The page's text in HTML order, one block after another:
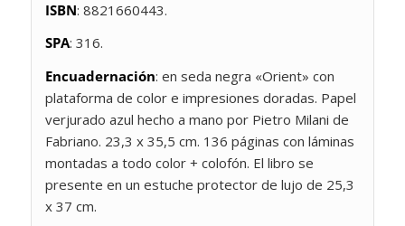
ISBN: 8821660443.
SPA: 316.
Encuadernación: en seda negra «Orient» con
plataforma de color e impresiones doradas. Papel
verjurado azul hecho a mano por Pietro Milani de
Fabriano. 23,3 x 35,5 cm. 136 páginas con láminas
montadas a todo color + colofón. El libro se
presente en un estuche protector de lujo de 25,3
x 37 cm.